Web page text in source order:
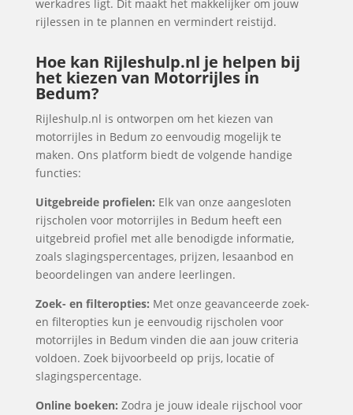
werkadres ligt. Dit maakt het makkelijker om jouw
rijlessen in te plannen en vermindert reistijd.
Hoe kan Rijleshulp.nl je helpen bij
het kiezen van Motorrijles in
Bedum?
Rijleshulp.nl is ontworpen om het kiezen van
motorrijles in Bedum zo eenvoudig mogelijk te
maken. Ons platform biedt de volgende handige
functies:
Uitgebreide profielen: Elk van onze aangesloten
rijscholen voor motorrijles in Bedum heeft een
uitgebreid profiel met alle benodigde informatie,
zoals slagingspercentages, prijzen, lesaanbod en
beoordelingen van andere leerlingen.
Zoek- en filteropties: Met onze geavanceerde zoek-
en filteropties kun je eenvoudig rijscholen voor
motorrijles in Bedum vinden die aan jouw criteria
voldoen. Zoek bijvoorbeeld op prijs, locatie of
slagingspercentage.
Online boeken: Zodra je jouw ideale rijschool voor